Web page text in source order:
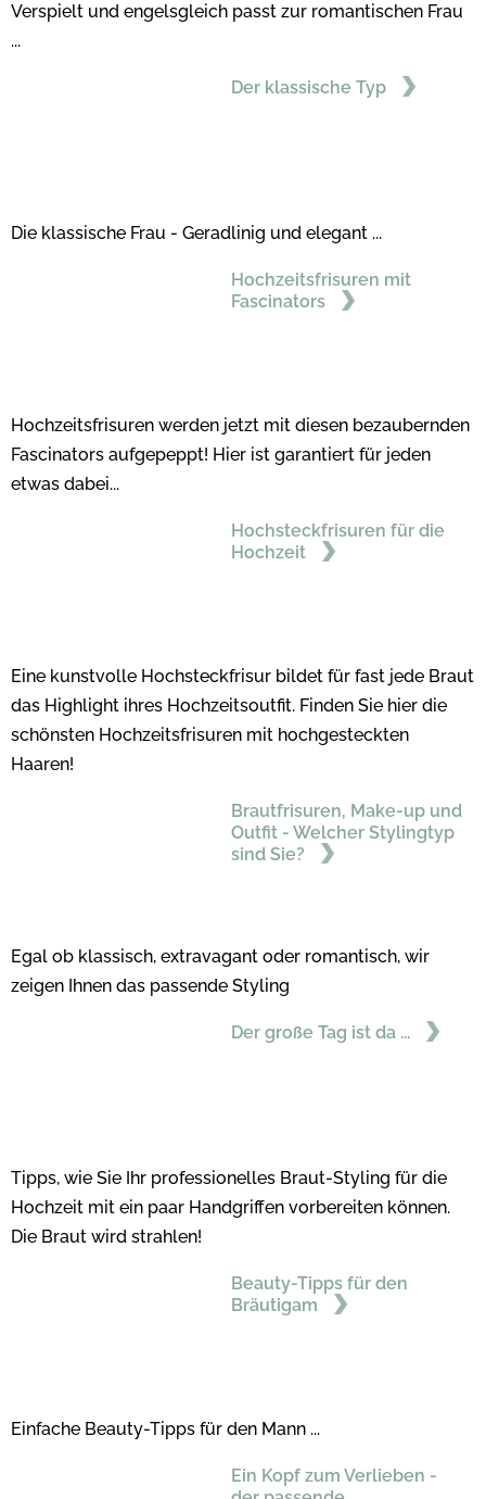
Verspielt und engelsgleich passt zur romantischen Frau
...
Der klassische Typ
Die klassische Frau - Geradlinig und elegant ...
Hochzeitsfrisuren mit
Fascinators
Hochzeitsfrisuren werden jetzt mit diesen bezaubernden
Fascinators aufgepeppt! Hier ist garantiert für jeden
etwas dabei...
Hochsteckfrisuren für die
Hochzeit
Eine kunstvolle Hochsteckfrisur bildet für fast jede Braut
das Highlight ihres Hochzeitsoutfit. Finden Sie hier die
schönsten Hochzeitsfrisuren mit hochgesteckten
Haaren!
Brautfrisuren, Make-up und
Outfit - Welcher Stylingtyp
sind Sie?
Egal ob klassisch, extravagant oder romantisch, wir
zeigen Ihnen das passende Styling
Der große Tag ist da ...
Tipps, wie Sie Ihr professionelles Braut-Styling für die
Hochzeit mit ein paar Handgriffen vorbereiten können.
Die Braut wird strahlen!
Beauty-Tipps für den
Bräutigam
Einfache Beauty-Tipps für den Mann ...
Ein Kopf zum Verlieben -